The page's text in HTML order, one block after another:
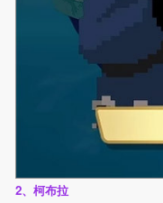
2、柯布拉